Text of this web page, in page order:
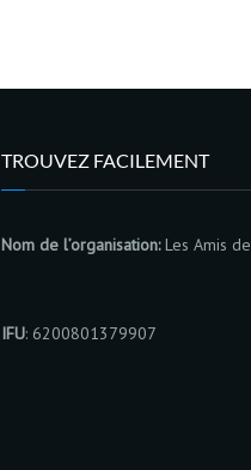
TROUVEZ FACILEMENT
Nom de l’organisation:Les Amis
IFU: 6200801379907